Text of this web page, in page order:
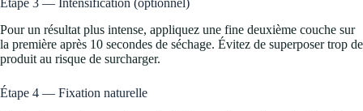
Étape 3 — Intensification (optionnel)
Pour un résultat plus intense, appliquez une fine deuxième couche sur
la première après 10 secondes de séchage. Évitez de superposer trop de
produit au risque de surcharger.
Étape 4 — Fixation naturelle